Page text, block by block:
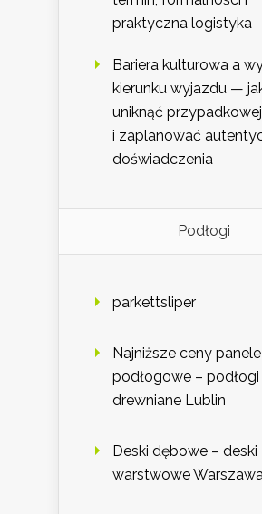
praktyczna logistyka
Bariera kulturowa a
kierunku wyjazdu —
uniknąć
i zaplanować
doświadczenia
Podłogi
parkettsliper
Najniższe ceny panele
podłogowe – podłogi
drewniane Lublin
Deski dębowe – deski
warstwowe Warszawa